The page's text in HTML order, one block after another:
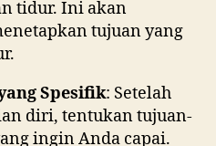
tidur. Ini akan
tujuan yang
Spesifik: Setelah
diri, tentukan tujuan-
ingin Anda capai.